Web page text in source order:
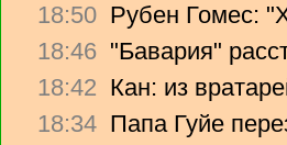
18:50 Рубен Гомес:
18:46 "Бавария"
18:42 Кан: из
18:34 Папа Гуйе